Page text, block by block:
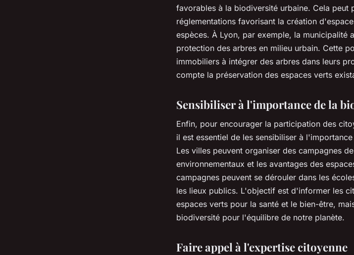
favorables à la biodiversité urbaine. Cela peut
réglementations favorisant la création
espèces. À Lyon, par exemple, la municipalité
protection des arbres en milieu urbain. Cette
immobiliers à intégrer des arbres dans leurs
compte la préservation des espaces verts
Sensibiliser à l'importance de la
Enfin, pour encourager la participation des
il est essentiel de les sensibiliser à
Les villes peuvent organiser des campagnes
environnementaux et les avantages des
campagnes peuvent se dérouler dans les
les lieux publics. L'objectif est d'informer les
espaces verts pour la santé et le bien-être,
biodiversité pour l'équilibre de notre planète.
Faire appel à l'expertise citoyenne